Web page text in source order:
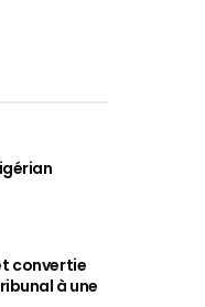
convertie
à une